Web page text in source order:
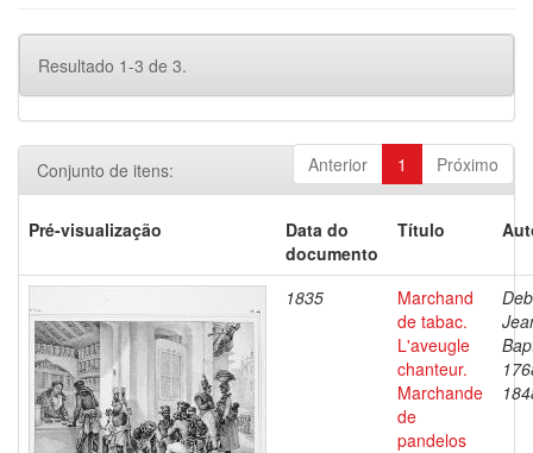
Resultado 1-3 de 3.
Anterior 1 Próximo
Conjunto de itens:
Pré-visualização
Data do
documento
Título
1835
Marchand
de tabac.
L'aveugle
chanteur.
Marchande
de
pandelos